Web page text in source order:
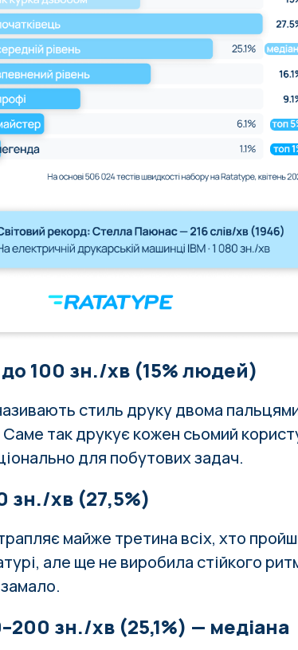
100 зн./хв (15% людей)
стиль друку двома
так друкує кожен сьомий
для побутових задач.
зн./хв (27,5%)
майже третина всіх, хто
але ще не виробила стійкого
зн./хв (25,1%) — медіана